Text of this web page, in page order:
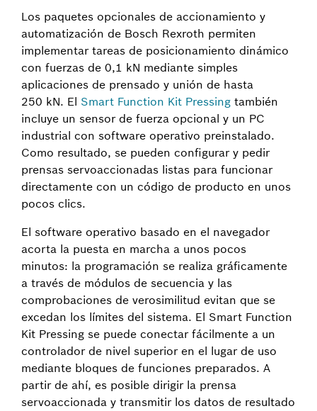
Los paquetes opcionales de accionamiento y
automatización de Bosch Rexroth permiten
implementar tareas de posicionamiento dinámico
con fuerzas de 0,1 kN mediante simples
aplicaciones de prensado y unión de hasta
250 kN. El Smart Function Kit Pressing también
incluye un sensor de fuerza opcional y un PC
industrial con software operativo preinstalado.
Como resultado, se pueden configurar y pedir
prensas servoaccionadas listas para funcionar
directamente con un código de producto en unos
pocos clics.
El software operativo basado en el navegador
acorta la puesta en marcha a unos pocos
minutos: la programación se realiza gráficamente
a través de módulos de secuencia y las
comprobaciones de verosimilitud evitan que se
excedan los límites del sistema. El Smart Function
Kit Pressing se puede conectar fácilmente a un
controlador de nivel superior en el lugar de uso
mediante bloques de funciones preparados. A
partir de ahí, es posible dirigir la prensa
servoaccionada y transmitir los datos de resultado